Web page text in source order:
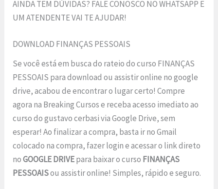
AINDA TEM DÚVIDAS? FALE CONOSCO NO WHATSAPP E
UM ATENDENTE VAI TE AJUDAR!
DOWNLOAD FINANÇAS PESSOAIS
Se você está em busca do rateio do curso FINANÇAS
PESSOAIS para download ou assistir online no google
drive, acabou de encontrar o lugar certo! Compre
agora na Breaking Cursos e receba acesso imediato ao
curso do gustavo cerbasi via Google Drive, sem
esperar! Ao finalizar a compra, basta ir no Gmail
colocado na compra, fazer login e acessar o link direto
noGOOGLE DRIVEpara baixar o curso FINANÇAS
PESSOAISou assistir online! Simples, rápido e seguro.